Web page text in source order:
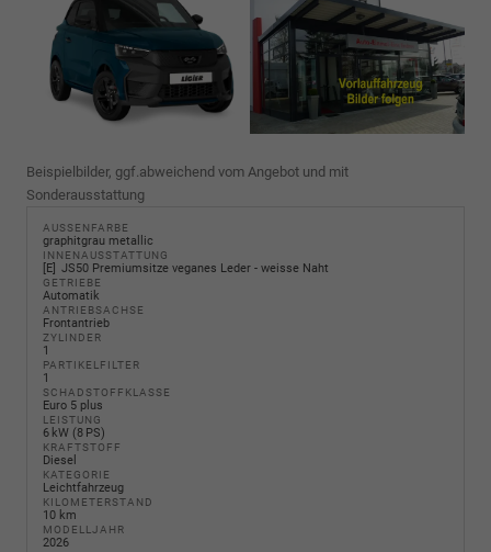
Beispielbilder, ggf.abweichend vom Angebot und mit
Sonderausstattung
AUSSENFARBE
graphitgrau metallic
INNENAUSSTATTUNG
E JS50 Premiumsitze veganes Leder - weisse Naht
GETRIEBE
Automatik
ANTRIEBSACHSE
Frontantrieb
ZYLINDER
1
PARTIKELFILTER
1
SCHADSTOFFKLASSE
Euro 5 plus
LEISTUNG
6 kW (8 PS)
KRAFTSTOFF
Diesel
KATEGORIE
Leichtfahrzeug
KILOMETERSTAND
10 km
MODELLJAHR
2026